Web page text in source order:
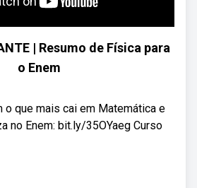
| Resumo de Física para
o Enem
o que mais cai em Matemática e
no Enem: bit.ly/35OYaeg Curso